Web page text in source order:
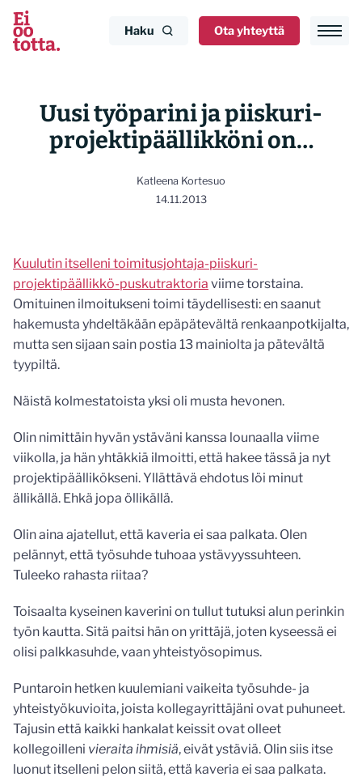
Siirry
sisältöön
Haku Ota yhteyttä
Uusi työparini ja piiskuri-
projektipäällikköni on…
Katleena Kortesuo
14.11.2013
Kuulutin itselleni toimitusjohtaja-piiskuri-
projektipäällikkö-puskutraktoria viime torstaina.
Omituinen ilmoitukseni toimi täydellisesti: en saanut
hakemusta yhdeltäkään epäpätevältä renkaanpotkijalta,
mutta sen sijaan sain postia 13 mainiolta ja pätevältä
tyypiltä.
Näistä kolmestatoista yksi oli musta hevonen.
Olin nimittäin hyvän ystäväni kanssa lounaalla viime
viikolla, ja hän yhtäkkiä ilmoitti, että hakee tässä ja nyt
projektipäällikökseni. Yllättävä ehdotus löi minut
ällikällä. Ehkä jopa öllikällä.
Olin aina ajatellut, että kaveria ei saa palkata. Olen
pelännyt, että työsuhde tuhoaa ystävyyssuhteen.
Tuleeko rahasta riitaa?
Toisaalta kyseinen kaverini on tullut tutuksi alun perinkin
työn kautta. Sitä paitsi hän on yrittäjä, joten kyseessä ei
olisi palkkasuhde, vaan yhteistyösopimus.
Puntaroin hetken kuulemiani vaikeita työsuhde- ja
yhteistyökuvioita, joista kollegayrittäjäni ovat puhuneet.
Tajusin että kaikki hankalat keissit ovat olleet
kollegoilleni vieraita ihmisiä, eivät ystäviä. Olin siis itse
luonut itselleni pelon siitä, että kaveria ei saa palkata.